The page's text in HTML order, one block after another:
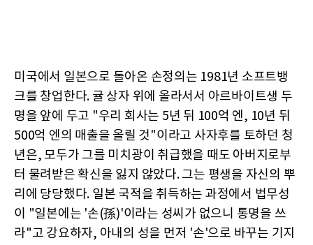
미국에서 일본으로 돌아온 손정의는 1981년 소프트뱅
크를 창업한다. 귤 상자 위에 올라서서 아르바이트생 두
명을 앞에 두고 "우리 회사는 5년 뒤 100억 엔, 10년 뒤
500억 엔의 매출을 올릴 것"이라고 사자후를 토하던 청
년은, 모두가 그를 미치광이 취급했을 때도 아버지로부
터 물려받은 확신을 잃지 않았다. 그는 평생을 자신의 뿌
리에 당당했다. 일본 국적을 취득하는 과정에서 법무성
이 "일본에는 '손(孫)'이라는 성씨가 없으니 통명을 쓰
라"고 강요하자, 아내의 성을 먼저 '손'으로 바꾸는 기지